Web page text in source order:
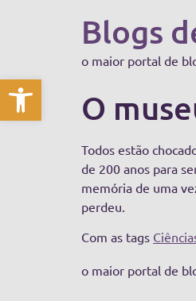
Abrir a barra de
Blogs
o maior portal de
O
Todos estão
de 200 anos para
memória de uma
perdeu.
Com as tags
o maior portal de